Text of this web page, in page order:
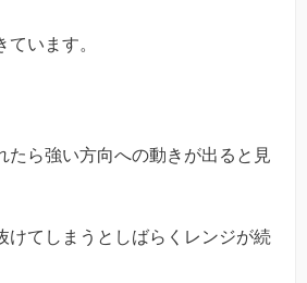
います。
たら強い方向への動きが出ると見
けてしまうとしばらくレンジが続